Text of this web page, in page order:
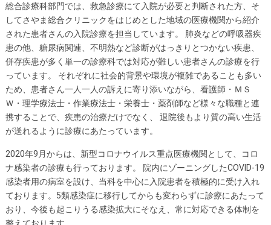
総合診療科部門では、救急診療にて入院が必要と判断された方、そ
してさやま総合クリニックをはじめとした地域の医療機関から紹介
された患者さんの入院診療を担当しています。 肺炎などの呼吸器疾
患の他、糖尿病関連、不明熱など診断がはっきりとつかない疾患、
併存疾患が多く単一の診療科では対応が難しい患者さんの診療を行
っています。 それぞれに社会的背景や環境が複雑であることも多い
ため、患者さん一人一人の訴えに寄り添いながら、看護師・ＭＳ
Ｗ・理学療法士・作業療法士・栄養士・薬剤師など様々な職種と連
携することで、疾患の治療だけでなく、 退院後もより質の高い生活
が送れるように診療にあたっています。
2020年9月からは、新型コロナウイルス重点医療機関として、コロ
ナ感染者の診療も行っております。 院内にゾーニングしたCOVID-19
感染者用の病室を設け、当科を中心に入院患者を積極的に受け入れ
ております。5類感染症に移行してからも変わらずに診療にあたって
おり、今後も起こりうる感染拡大にそなえ、常に対応できる体制を